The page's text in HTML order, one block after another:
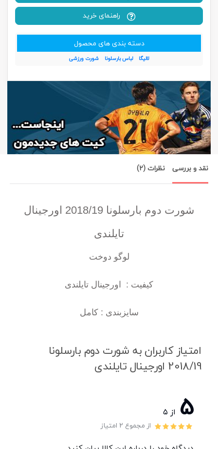
راهنمای خرید
دسته بندی های محصول
لالیگا لباس بارسلونا شورت ورزشی
نقد و بررسی نظرات (2)
شورت دوم بارسلونا 2018/19 اورجینال
تایلندی
لوگو دوخت
کیفیت : اورجینال تایلندی
سایزبندی : کامل
امتیاز کاربران به شورت دوم بارسلونا
2018/19 اورجینال تایلندی
5 از ۵
از مجموع 2 امتیاز